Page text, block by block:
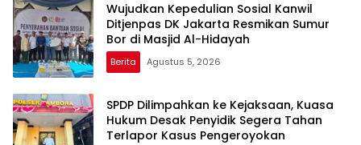
Wujudkan Kepedulian Sosial Kanwil
Ditjenpas DK Jakarta Resmikan Sumur
Bor di Masjid Al-Hidayah
Berita Agustus 5, 2026
SPDP Dilimpahkan ke Kejaksaan, Kuasa
Hukum Desak Penyidik Segera Tahan
Terlapor Kasus Pengeroyokan